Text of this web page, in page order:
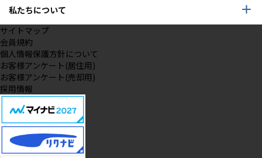
私たちについて
サイトマップ
会員規約
個人情報保護方針について
お客様アンケート(居住用)
お客様アンケート(売却用)
採用情報